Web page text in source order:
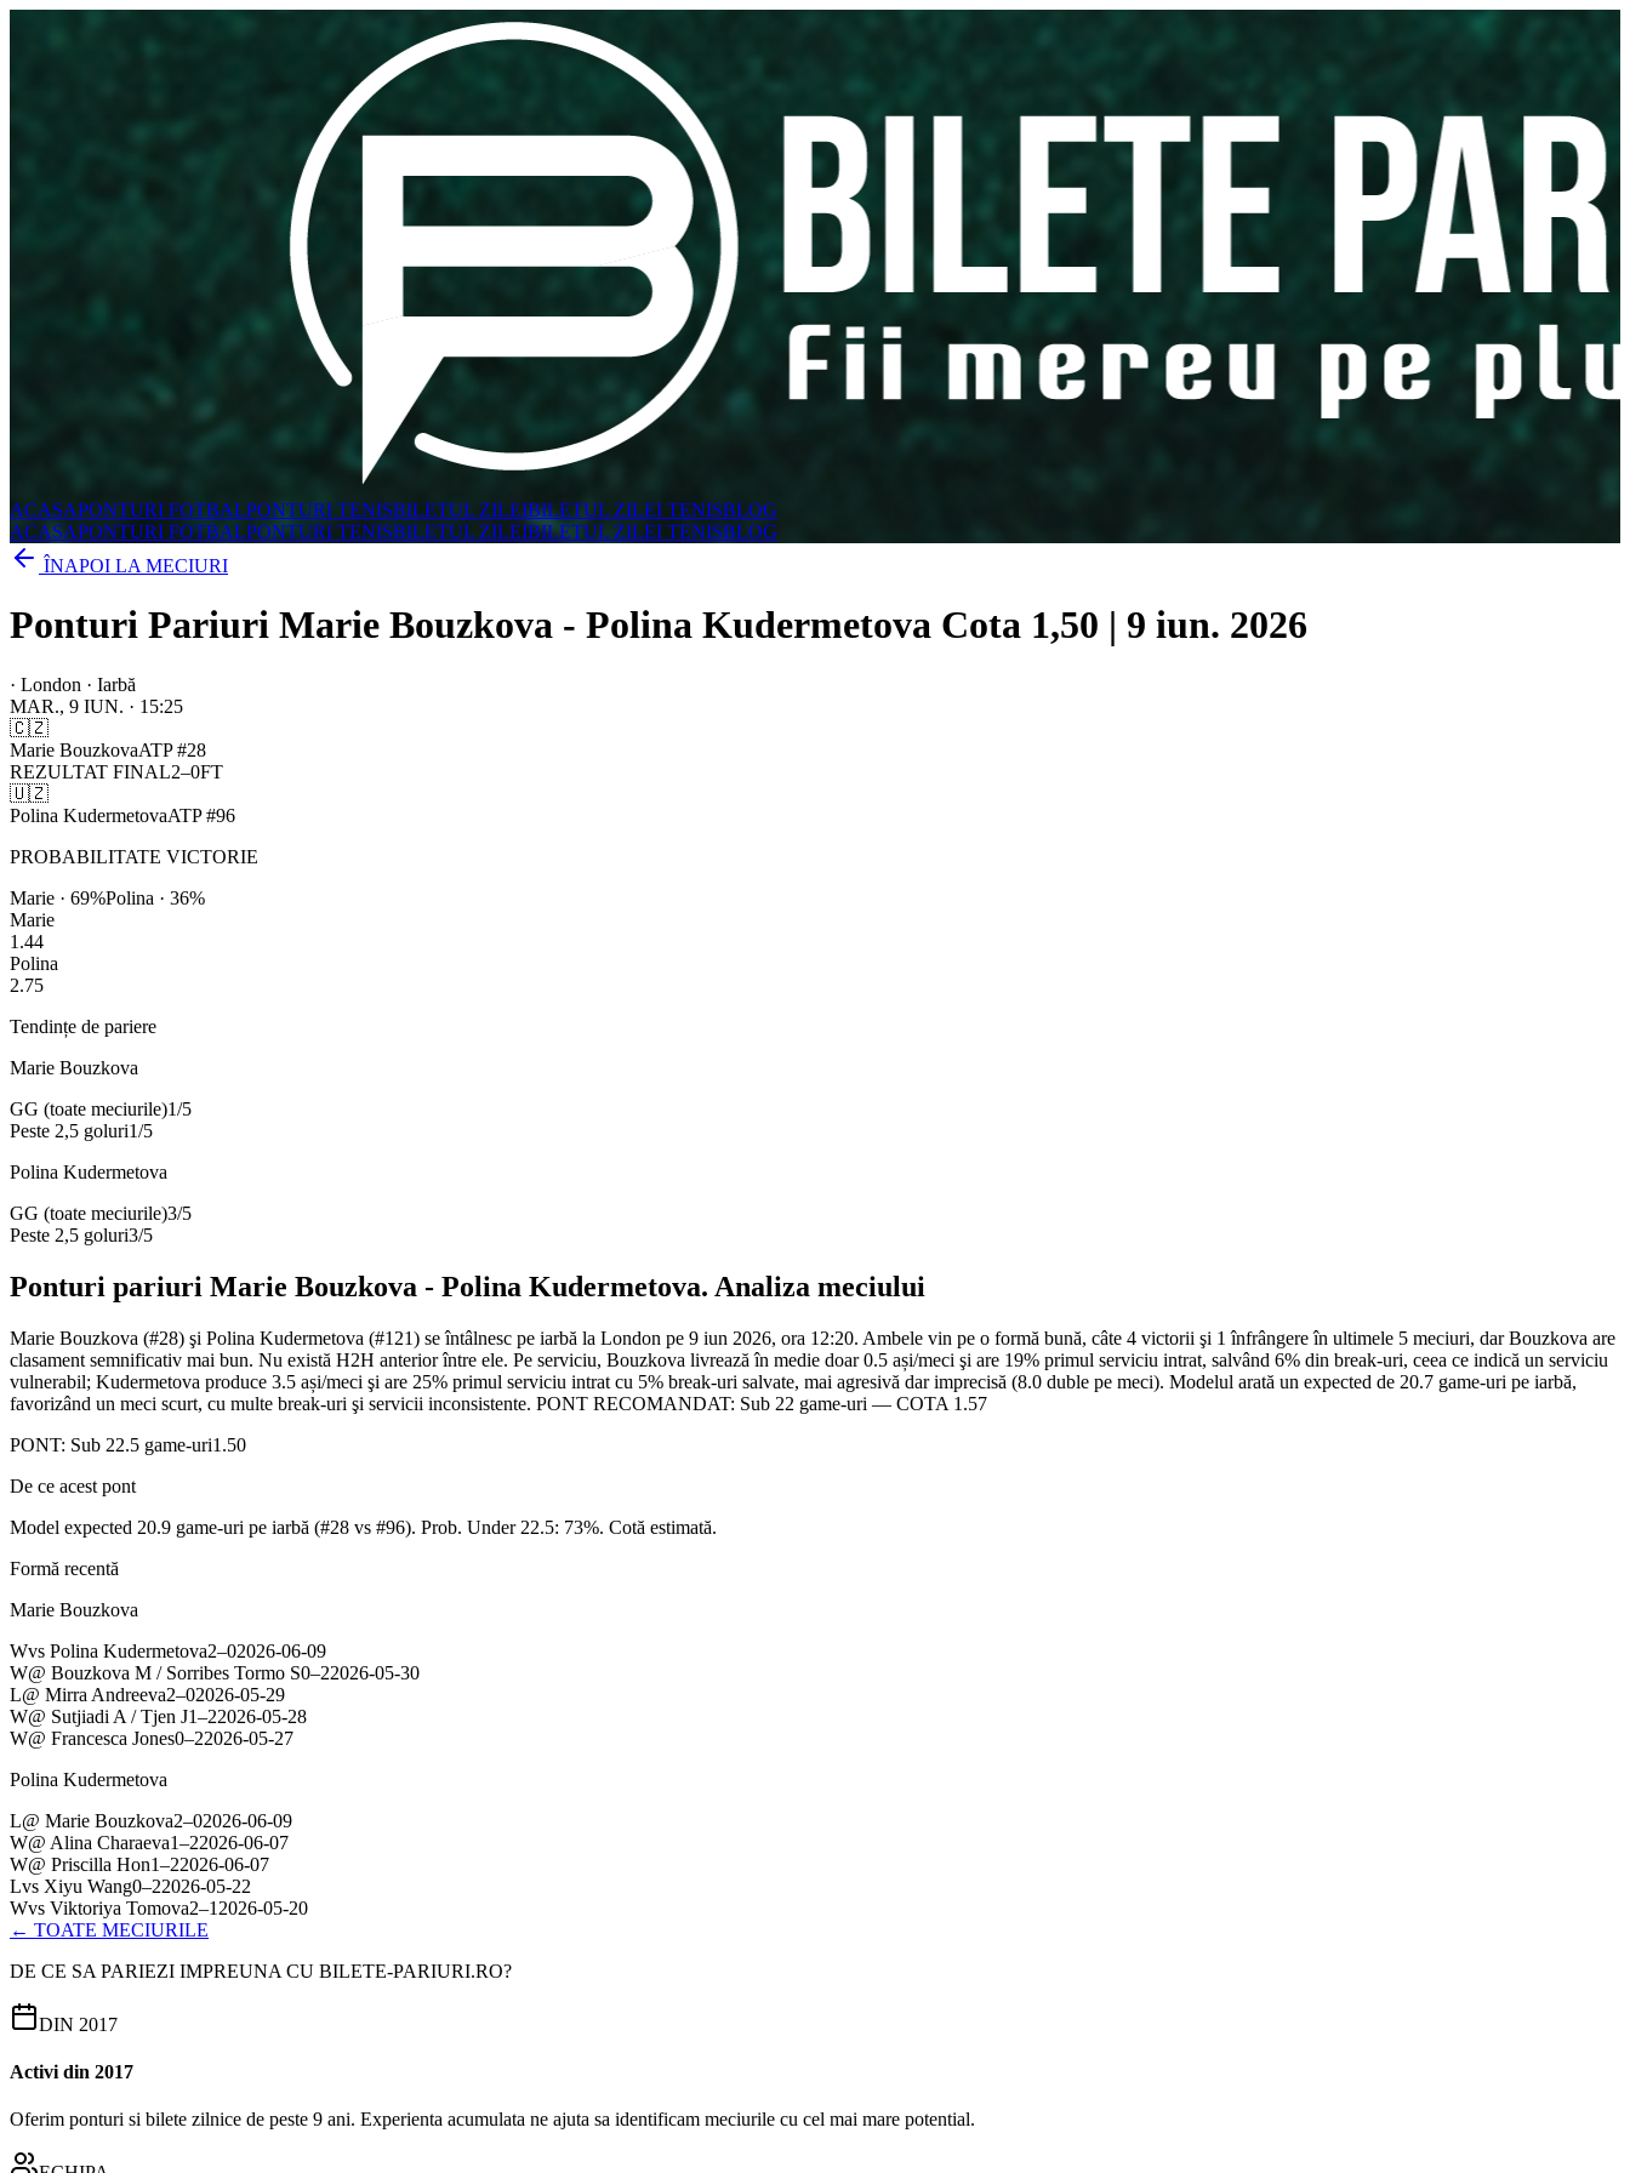
ACASAPONTURI FOTBALPONTURI TENISBILETUL ZILEIBILETUL ZILEI TENISBLOG
ACASAPONTURI FOTBALPONTURI TENISBILETUL ZILEIBILETUL ZILEI TENISBLOG
ÎNAPOI LA MECIURI
Ponturi Pariuri Marie Bouzkova - Polina Kudermetova Cota 1,50 | 9 iun. 2026
· London · Iarbă
MAR., 9 IUN. · 15:25
🇨🇿
Marie BouzkovaATP#28
REZULTAT FINAL2–0FT
🇺🇿
Polina KudermetovaATP#96
PROBABILITATE VICTORIE
Marie · 69%Polina · 36%
Marie
1.44
Polina
2.75
Tendințe de pariere
Marie Bouzkova
GG (toate meciurile)1/5
Peste 2,5 goluri1/5
Polina Kudermetova
GG (toate meciurile)3/5
Peste 2,5 goluri3/5
Ponturi pariuri Marie Bouzkova - Polina Kudermetova. Analiza meciului
Marie Bouzkova (#28) şi Polina Kudermetova (#121) se întâlnesc pe iarbă la London pe 9 iun 2026, ora 12:20. Ambele vin pe o formă bună, câte 4 victorii şi 1 înfrângere în ultimele 5 meciuri, dar Bouzkova are
clasament semnificativ mai bun. Nu există H2H anterior între ele. Pe serviciu, Bouzkova livrează în medie doar 0.5 ași/meci şi are 19% primul serviciu intrat, salvând 6% din break-uri, ceea ce indică un serviciu
vulnerabil; Kudermetova produce 3.5 ași/meci şi are 25% primul serviciu intrat cu 5% break-uri salvate, mai agresivă dar imprecisă (8.0 duble pe meci). Modelul arată un expected de 20.7 game-uri pe iarbă,
favorizând un meci scurt, cu multe break-uri şi servicii inconsistente. PONT RECOMANDAT: Sub 22 game-uri — COTA 1.57
PONT: Sub 22.5 game-uri1.50
De ce acest pont
Model expected 20.9 game-uri pe iarbă (#28 vs #96). Prob. Under 22.5: 73%. Cotă estimată.
Formă recentă
Marie Bouzkova
Wvs Polina Kudermetova2–02026-06-09
W@ Bouzkova M / Sorribes Tormo S0–22026-05-30
L@ Mirra Andreeva2–02026-05-29
W@ Sutjiadi A / Tjen J1–22026-05-28
W@ Francesca Jones0–22026-05-27
Polina Kudermetova
L@ Marie Bouzkova2–02026-06-09
W@ Alina Charaeva1–22026-06-07
W@ Priscilla Hon1–22026-06-07
Lvs Xiyu Wang0–22026-05-22
Wvs Viktoriya Tomova2–1 2026-05-20
← TOATE MECIURILE
DE CE SA PARIEZI IMPREUNA CU BILETE-PARIURI.RO?
DIN 2017
Activi din 2017
Oferim ponturi si bilete zilnice de peste 9 ani. Experienta acumulata ne ajuta sa identificam meciurile cu cel mai mare potential.